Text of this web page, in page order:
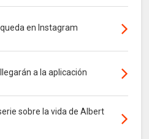
en Instagram
a la aplicación
sobre la vida de Albert